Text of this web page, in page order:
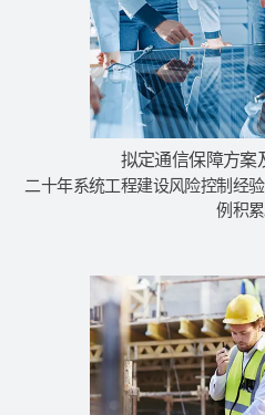
拟定通信保障方案
二十年系统工程建设风险控制经
例积累